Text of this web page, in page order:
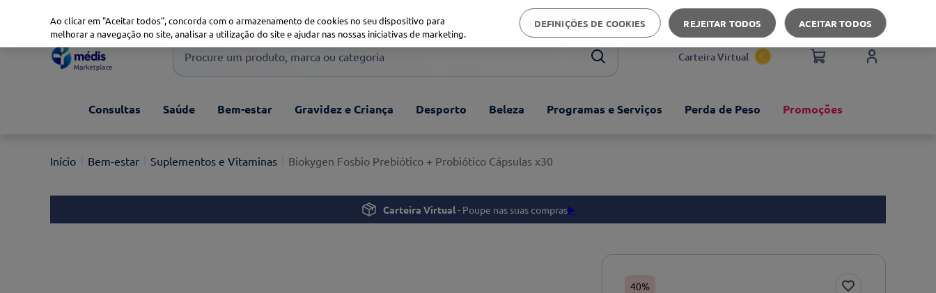
Apoio ao cliente
Procure um produto, marca ou categoria
1º xiaomi
3º now
Carteira Virtual
Consultas Saúde Bem-estar Gravidez e Criança Desporto Beleza Programas e Serviços Perda de Peso Promoções
Bem-estar Suplementos e Vitaminas Biokygen Fosbio Prebiótico + Probiótico Cápsulas x30
Carteira Virtual- Poupe nas suas compras▶️
40%
Ao clicar em "Aceitar todos", concorda com o armazenamento de cookies no seu dispositivo para
melhorar a navegação no site, analisar a utilização do site e ajudar nas nossas iniciativas de marketing.
DEFINIÇÕES DE COOKIES REJEITAR TODOS ACEITAR TODOS